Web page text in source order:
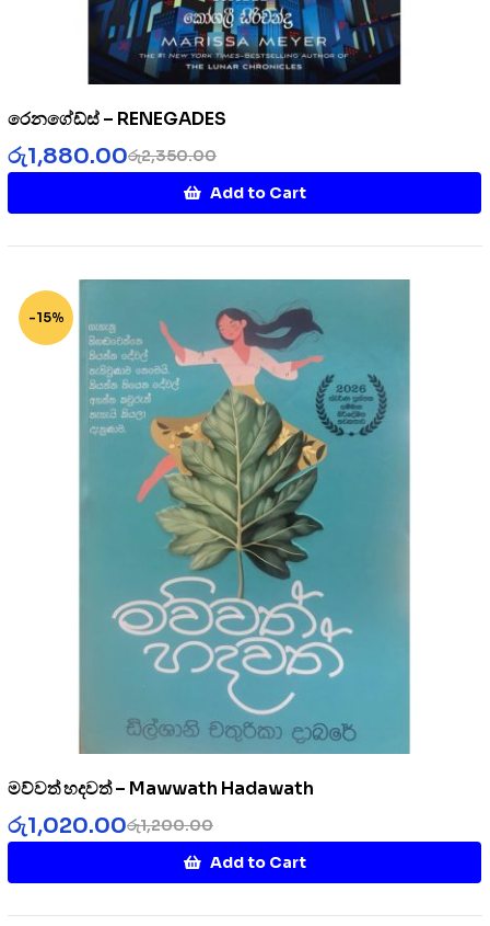
රෙනගේඩ්ස් – RENEGADES
රු2,350.00
රු1,880.00
Add to Cart
-15%
මව්වත් හදවත් – Mawwath Hadawath
රු1,200.00
රු1,020.00
Add to Cart